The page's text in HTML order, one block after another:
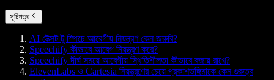
সূচিপত্র
AI টেক্সট টু স্পিচে আবেগীয় নিয়ন্ত্রণ কেন জরুরি?
Speechify কীভাবে আবেগ নিয়ন্ত্রণ করে?
Speechify দীর্ঘ সময়ে আবেগীয় স্থিতিশীলতা কীভাবে বজায় রাখে?
ElevenLabs ও Cartesia নিয়ন্ত্রণের চেয়ে প্রকাশভঙ্গিমাকে কেন গুরুত্ব